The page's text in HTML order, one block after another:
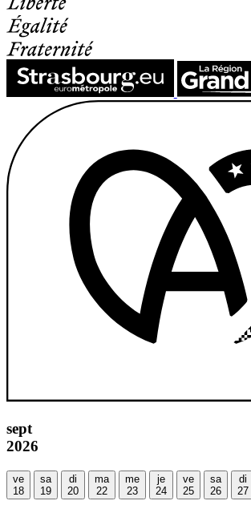
sept
2026
ve
18
sa
19
di
20
ma
22
me
23
je
24
ve
25
sa
26
di
27